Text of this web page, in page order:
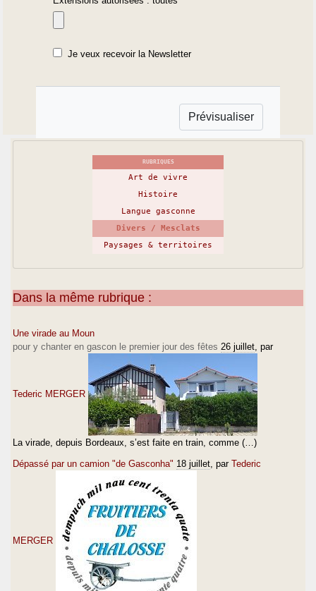
Je veux recevoir la Newsletter
RUBRIQUES
Art de vivre
Histoire
Langue gasconne
Divers / Mesclats
Paysages & territoires
Dans la même rubrique :
Une virade au Moun
pour y chanter en gascon le premier jour des fêtes 26 juillet , par
Tederic MERGER
La virade, depuis Bordeaux, s’est faite en train, comme (…)
Dépassé par un camion "de Gasconha" 18 juillet , par Tederic
MERGER